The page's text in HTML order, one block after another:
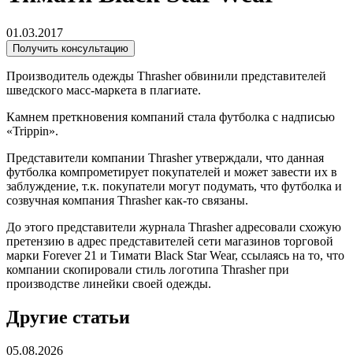
01.03.2017
Получить консультацию
Производитель одежды Thrasher обвинили представителей
шведского масс-маркета в плагиате.
Камнем преткновения компаний стала футболка с надписью
«Trippin».
Представители компании Thrasher утверждали, что данная
футболка компрометирует покупателей и может завести их в
заблуждение, т.к. покупатели могут подумать, что футболка и
созвучная компания Thrasher как-то связаны.
До этого представители журнала Thrasher адресовали схожую
претензию в адрес представителей сети магазинов торговой
марки Forever 21 и Тимати Black Star Wear, ссылаясь на то, что
компании скопировали стиль логотипа Thrasher при
производстве линейки своей одежды.
Другие статьи
05.08.2026